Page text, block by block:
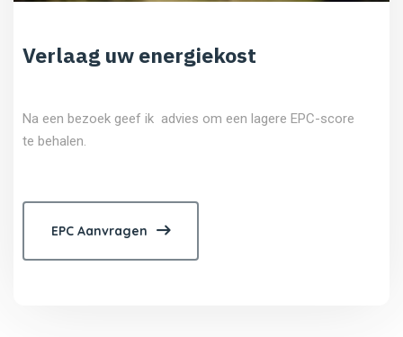
Verlaag uw energiekost
Na een bezoek geef ik advies om een lagere EPC-score
te behalen.
EPC Aanvragen